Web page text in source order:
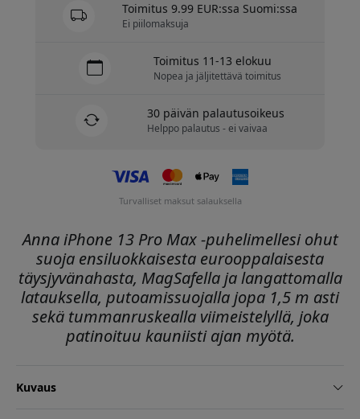
Toimitus 9.99 EUR:ssa Suomi:ssa
Ei piilomaksuja
Toimitus 11-13 elokuu
Nopea ja jäljitettävä toimitus
30 päivän palautusoikeus
Helppo palautus - ei vaivaa
Turvalliset maksut salauksella
Anna iPhone 13 Pro Max -puhelimellesi ohut
suoja ensiluokkaisesta eurooppalaisesta
täysjyvänahasta, MagSafella ja langattomalla
latauksella, putoamissuojalla jopa 1,5 m asti
sekä tummanruskealla viimeistelyllä, joka
patinoituu kauniisti ajan myötä.
Kuvaus